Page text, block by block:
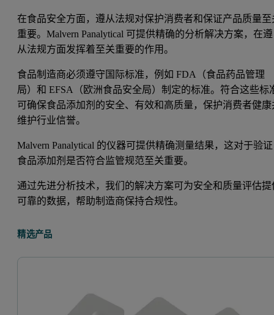
在食品安全方面，遵从法规对保护消费者和保证产品质量至
重要。Malvern Panalytical 可提供精确的分析解决方案，在遵
从法规方面发挥着至关重要的作用。
食品制造商必须遵守国际标准，例如 FDA（食品药品管理
局）和 EFSA（欧洲食品安全局）制定的标准。符合这些标
可确保食品添加剂的安全、有效和高质量，保护消费者健康
维护行业信誉。
Malvern Panalytical 的仪器可提供精确测量结果，这对于验证
食品添加剂是否符合监管规范至关重要。
通过先进分析技术，我们的解决方案可为安全和质量评估提
可靠的数据，帮助制造商保持合规性。
精选产品